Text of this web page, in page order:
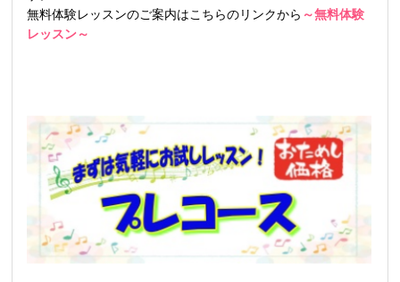
無料体験レッスンのご案内はこちらのリンクから ～無料体験
レッスン～